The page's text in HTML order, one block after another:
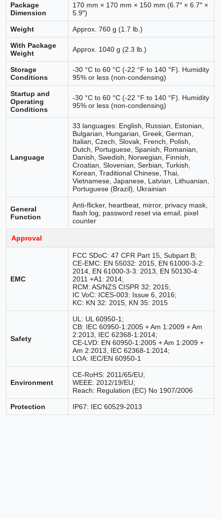
Package
Dimension
170 mm × 170 mm × 150 mm (6.7″ × 6.7″ ×
5.9″)
Weight Approx. 760 g (1.7 lb.)
With Package
Weight
Approx. 1040 g (2.3 lb.)
Storage
Conditions
-30 °C to 60 °C (-22 °F to 140 °F). Humidity
95% or less (non-condensing)
Startup and
Operating
Conditions
-30 °C to 60 °C (-22 °F to 140 °F). Humidity
95% or less (non-condensing)
Language
33 languages: English, Russian, Estonian,
Bulgarian, Hungarian, Greek, German,
Italian, Czech, Slovak, French, Polish,
Dutch, Portuguese, Spanish, Romanian,
Danish, Swedish, Norwegian, Finnish,
Croatian, Slovenian, Serbian, Turkish,
Korean, Traditional Chinese, Thai,
Vietnamese, Japanese, Latvian, Lithuanian,
Portuguese (Brazil), Ukrainian
General
Function
Anti-flicker, heartbeat, mirror, privacy mask,
flash log, password reset via email, pixel
counter
Approval
EMC
FCC SDoC: 47 CFR Part 15, Subpart B;
CE-EMC: EN 55032: 2015, EN 61000-3-2:
2014, EN 61000-3-3: 2013, EN 50130-4:
2011 +A1: 2014;
RCM: AS/NZS CISPR 32: 2015;
IC VoC: ICES-003: Issue 6, 2016;
KC: KN 32: 2015, KN 35: 2015
Safety
UL: UL 60950-1;
CB: IEC 60950-1:2005 + Am 1:2009 + Am
2:2013, IEC 62368-1:2014;
CE-LVD: EN 60950-1:2005 + Am 1:2009 +
Am 2:2013, IEC 62368-1:2014;
LOA: IEC/EN 60950-1
Environment
CE-RoHS: 2011/65/EU;
WEEE: 2012/19/EU;
Reach: Regulation (EC) No 1907/2006
Protection IP67: IEC 60529-2013